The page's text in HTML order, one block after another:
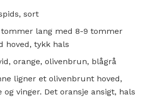
sort
tommer lang med 8-9 tommer
hoved, tykk hals
orange, olivenbrun, blågrå
ligner et olivenbrunt hoved,
og vinger. Det oransje ansigt, hals